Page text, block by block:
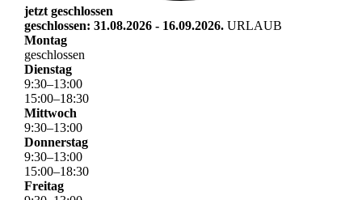
jetzt geschlossen
geschlossen: 31.08.2026 - 16.09.2026. URLAUB
Montag
geschlossen
Dienstag
9:30–13:00
15:00–18:30
Mittwoch
9:30–13:00
Donnerstag
9:30–13:00
15:00–18:30
Freitag